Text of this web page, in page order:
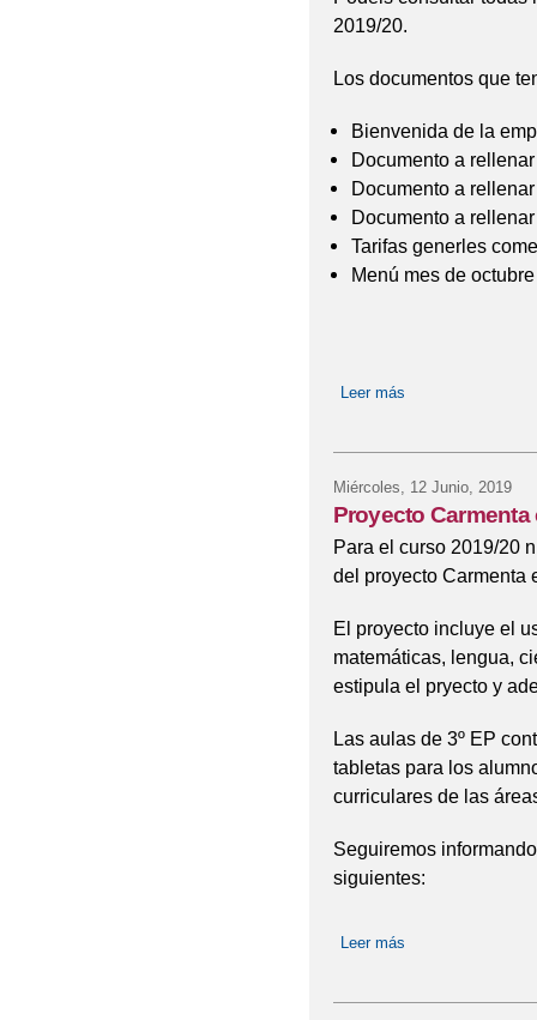
2019/20.
Los documentos que
Bienvenida de la
Documento a
Documento a
Documento a
Tarifas generles
Menú mes de octubre
Leer más
Miércoles, 12 Junio, 2019
Proyecto Carmenta
Para el curso 2019/20
del proyecto Carmenta
El proyecto incluye el
matemáticas, lengua,
estipula el pryecto y
Las aulas de 3º EP
tabletas para los
curriculares de las
Seguiremos
siguientes:
Leer más